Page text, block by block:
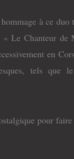
à ce
« Le Chanteur
en
tels que
pour